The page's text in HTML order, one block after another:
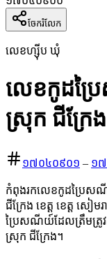
ចែករំលែក
លេខហ្ស៊ីប ឃុំ
លេខកូដប្
ស្រុក ជីក្រែង
១៧០៤០៩០១ – ១
កំពុងរកលេខកូដប្រៃស
ជីក្រែង ខេត្ត ខេត្ត សៀ
ប្រៃសណីយ៍ដែលត្រឹមត្រូវ
ស្រុក ជីក្រែង។